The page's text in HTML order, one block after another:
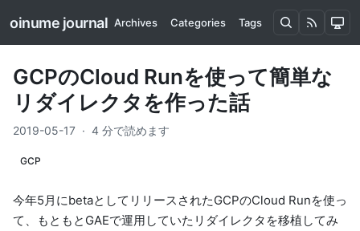
oinume journal Archives Categories Tags
GCPのCloud Runを使って簡単な
リダイレクタを作った話
2019-05-17 · 4 分で読めます
GCP
今年5月にbetaとしてリリースされたGCPのCloud Runを使っ
て、もともとGAEで運用していたリダイレクタを移植してみ